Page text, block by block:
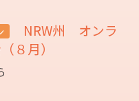
NRW州 オンラ
８月）